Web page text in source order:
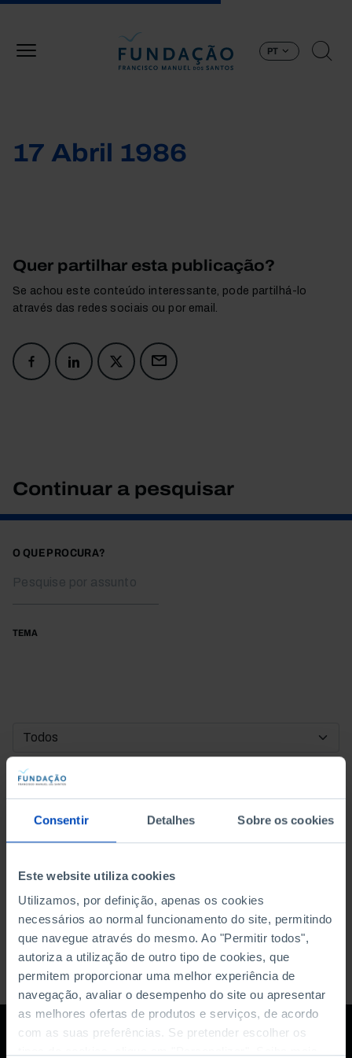
Consentir Detalhes Sobre os cookies
Este website utiliza cookies
Utilizamos, por definição, apenas os cookies
necessários ao normal funcionamento do site, permitindo
que navegue através do mesmo. Ao "Permitir todos",
autoriza a utilização de outro tipo de cookies, que
permitem proporcionar uma melhor experiência de
navegação, avaliar o desempenho do site ou apresentar
as melhores ofertas de produtos e serviços, de acordo
com as suas preferências. Se pretender escolher os
PT
17 Abril 1986
Quer partilhar esta publicação?
Se achou este conteúdo interessante, pode partilhá-lo
através das redes sociais ou por email.
Continuar a pesquisar
O QUE PROCURA?
TEMA
DATA DE INÍCIO
DATA DE FIM